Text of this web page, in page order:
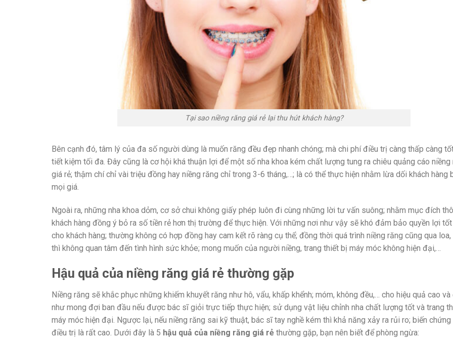
Tại sao niềng răng giá rẻ lại thu hút khách hàng?
Bên cạnh đó, tâm lý của đa số người dùng là muốn răng đều đẹp nhanh chóng; mà chi phí điều trị càng thấp càng
tiết kiệm tối đa. Đây cũng là cơ hội khá thuận lợi để một số nha khoa kém chất lượng tung ra chiêu quảng cáo niềng
giá rẻ; thậm chí chỉ vài triệu đồng hay niềng răng chỉ trong 3-6 tháng,…; là có thể thực hiện nhằm lừa dối khách hàng
mọi giá.
Ngoài ra, những nha khoa dỏm, cơ sở chui không giấy phép luôn đi cùng những lời tư vấn suông; nhằm mục đích
khách hàng đồng ý bỏ ra số tiền rẻ hơn thị trường để thực hiện. Với những nơi như vậy sẽ khó đảm bảo quyền lợi
cho khách hàng; thường không có hợp đồng hay cam kết rõ ràng cụ thể; đồng thời quá trình niềng răng cũng qua
thì không quan tâm đến tình hình sức khỏe; mong muốn của người niềng, trang thiết bị máy móc không hiện đại,…
Hậu quả của niềng răng giá rẻ thường gặp
Niềng răng sẽ khắc phục những khiếm khuyết răng như hô, vẩu, khấp khểnh; móm, không đều,… cho hiệu quả cao và
như mong đợi ban đầu nếu được bác sĩ giỏi trực tiếp thực hiện; sử dụng vật liệu chỉnh nha chất lượng tốt và trang
máy móc hiện đại. Ngược lại, nếu niềng răng sai kỹ thuật, bác sĩ tay nghề kém thì khả năng xảy ra rủi ro; biến chứng
điều trị là rất cao. Dưới đây là 5 hậu quả của niềng răng giá rẻ thường gặp, bạn nên biết để phòng ngừa: